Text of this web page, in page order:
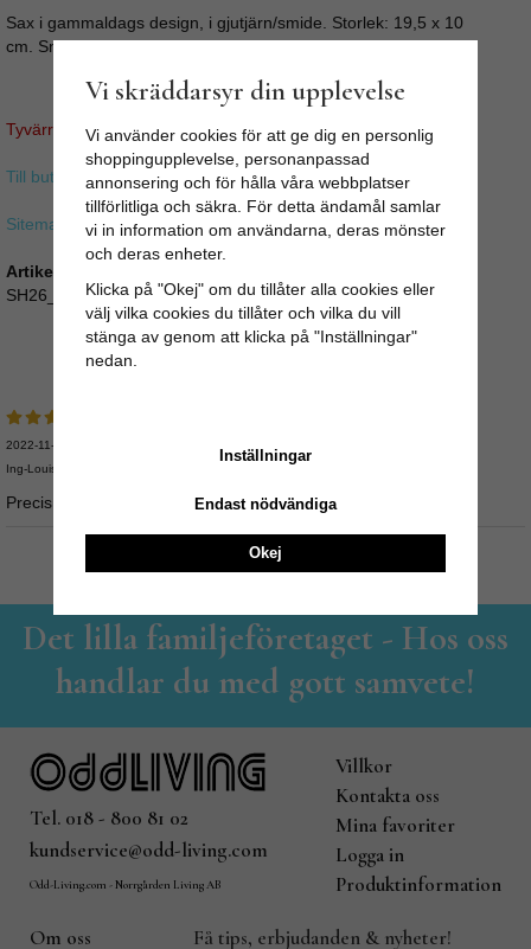
Sax i gammaldags design, i gjutjärn/smide. Storlek: 19,5 x 10
cm. Snygg och vass sax i järnsmide.
Tyvärr ingår inte denna produkt i vårt sortiment för tillfället.
Till butikens startsida »
Sitemap »
Artikelnummer:
SH26_647302
2022-11-19
Ing-Louise
Precis vad jag behöver!
Det lilla familjeföretaget - Hos oss
handlar du med gott samvete!
Tel. 018 - 800 81 02
kundservice@odd-living.com
Odd-Living.com - Norrgården Living AB
Villkor
Kontakta oss
Mina favoriter
Logga in
Produktinformation
Om oss Få tips, erbjudanden & nyheter!
Vi skräddarsyr din upplevelse
Vi använder cookies för att ge dig en personlig
shoppingupplevelse, personanpassad
annonsering och för hålla våra webbplatser
tillförlitliga och säkra. För detta ändamål samlar
vi in information om användarna, deras mönster
och deras enheter.
Klicka på "Okej" om du tillåter alla cookies eller
välj vilka cookies du tillåter och vilka du vill
stänga av genom att klicka på "Inställningar"
nedan.
Inställningar
Endast nödvändiga
Okej